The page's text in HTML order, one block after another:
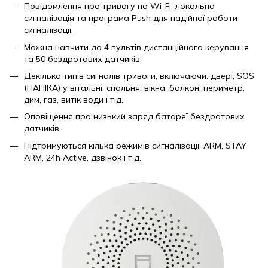
Повідомлення про тривогу по Wi-Fi, локальна
сигналізація та програма Push для надійної роботи
сигналізації.
Можна навчити до 4 пультів дистанційного керування
та 50 бездротових датчиків.
Декілька типів сигналів тривоги, включаючи: двері, SOS
(ПАНІКА) у вітальні, спальня, вікна, балкон, периметр,
дим, газ, витік води і т.д.
Оповіщення про низький заряд батареї бездротових
датчиків.
Підтримуються кілька режимів сигналізації: ARM, STAY
ARM, 24h Active, дзвінок і т.д.